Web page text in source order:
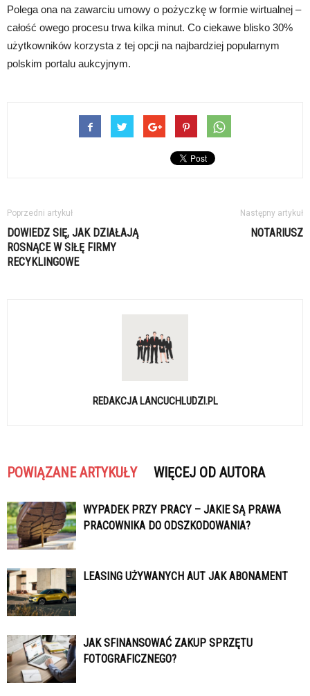
Polega ona na zawarciu umowy o pożyczkę w formie wirtualnej –
całość owego procesu trwa kilka minut. Co ciekawe blisko 30%
użytkowników korzysta z tej opcji na najbardziej popularnym
polskim portalu aukcyjnym.
Poprzedni artykuł
DOWIEDZ SIĘ, JAK DZIAŁAJĄ
ROSNĄCE W SIŁĘ FIRMY
RECYKLINGOWE
Następny artykuł
NOTARIUSZ
REDAKCJA LANCUCHLUDZI.PL
POWIĄZANE ARTYKUŁY WIĘCEJ OD AUTORA
WYPADEK PRZY PRACY – JAKIE SĄ PRAWA
PRACOWNIKA DO ODSZKODOWANIA?
LEASING UŻYWANYCH AUT JAK ABONAMENT
JAK SFINANSOWAĆ ZAKUP SPRZĘTU
FOTOGRAFICZNEGO?